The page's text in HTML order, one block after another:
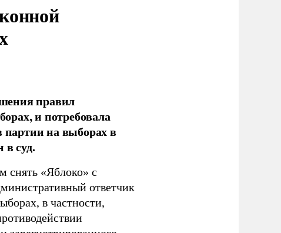
правил
и потребовала
партии на выборах в
в суд.
снять «Яблоко» с
ответчик
в частности,